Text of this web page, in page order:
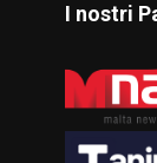
I nostri